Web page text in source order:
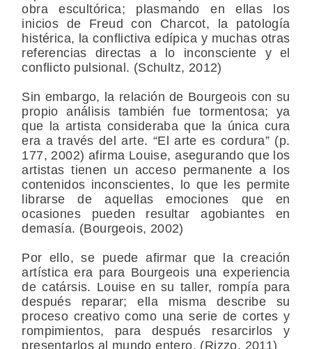
obra escultórica; plasmando en ellas los
inicios de Freud con Charcot, la patología
histérica, la conflictiva edípica y muchas otras
referencias directas a lo inconsciente y el
conflicto pulsional. (Schultz, 2012)
Sin embargo, la relación de Bourgeois con su
propio análisis también fue tormentosa; ya
que la artista consideraba que la única cura
era a través del arte. “El arte es cordura” (p.
177, 2002) afirma Louise, asegurando que los
artistas tienen un acceso permanente a los
contenidos inconscientes, lo que les permite
librarse de aquellas emociones que en
ocasiones pueden resultar agobiantes en
demasía. (Bourgeois, 2002)
Por ello, se puede afirmar que la creación
artística era para Bourgeois una experiencia
de catársis. Louise en su taller, rompía para
después reparar; ella misma describe su
proceso creativo como una serie de cortes y
rompimientos, para después resarcirlos y
presentarlos al mundo entero. (Rizzo, 2011)